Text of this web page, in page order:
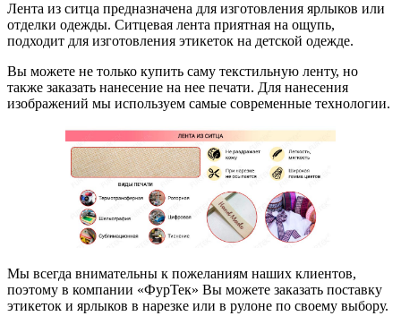
Лента из ситца предназначена для изготовления ярлыков или
отделки одежды. Ситцевая лента приятная на ощупь,
подходит для изготовления этикеток на детской одежде.
Вы можете не только купить саму текстильную ленту, но
также заказать нанесение на нее печати. Для нанесения
изображений мы используем самые современные технологии.
Мы всегда внимательны к пожеланиям наших клиентов,
поэтому в компании «ФурТек» Вы можете заказать поставку
этикеток и ярлыков в нарезке или в рулоне по своему выбору.